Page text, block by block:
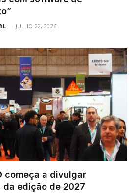
JULHO 22, 2026
começa a divulgar
da edição de 2027